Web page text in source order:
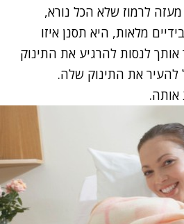
לרמוז שלא הכל נורא,
מלאות, היא תסנן איזו
לנסות להרגיע את התינוק
להעיר את התינוק שלה.